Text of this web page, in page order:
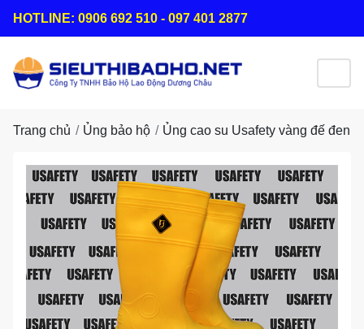
HOTLINE: 0906 692 510 - 097 401 2877
Trang chủ Ủng bảo hộ Ủng cao su Usafety vàng đế đen